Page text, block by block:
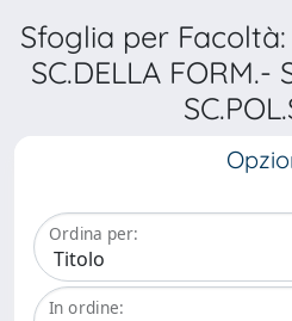
Sfoglia per Facoltà:
SC.DELLA FORM.-
Ordina per:
In ordine: